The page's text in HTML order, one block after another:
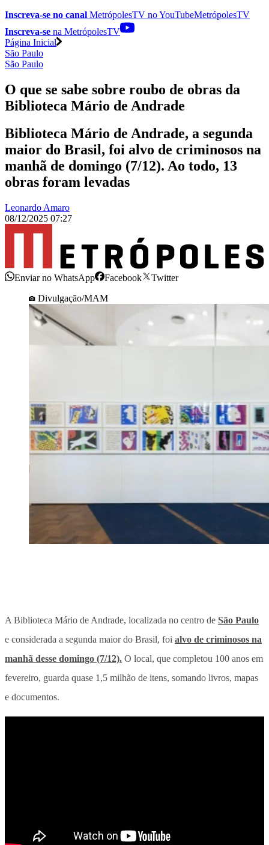
Inscreva-se no canal MetrópolesTV noYouTubeMetrópolesTV
Inscreva-se na MetrópolesTV
Página Inicial
São Paulo
São Paulo
O que se sabe sobre roubo de obras da
Biblioteca Mário de Andrade
Biblioteca Mário de Andrade, a segunda
maior do Brasil, foi alvo de criminosos na
manhã de domingo (7/12). Ao todo, 13
obras foram levadas
Leonardo Amaro
08/12/2025 07:27
Enviar no WhatsApp Facebook
Twitter
Divulgação/MAM
A Biblioteca Mário de Andrade, localizada no centro de São Paulo
e considerada a segunda maior do Brasil, foi alvo de criminosos na
manhã desse domingo (7/12). O local, que completou 100 anos em
fevereiro, guarda quase 1,5 milhão de itens, somando livros, mapas
e documentos.